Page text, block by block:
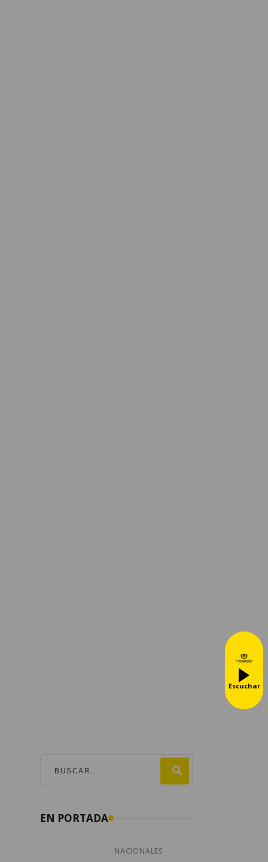
EN PORTADA
NACIONALES
Escuchar